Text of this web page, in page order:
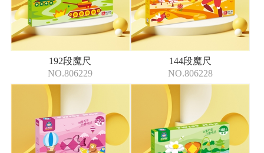
192段魔尺
NO.806229
144段魔尺
NO.806228